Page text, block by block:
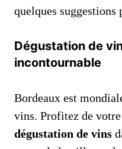
quelques
Dégustation de
incontournable
Bordeaux est
vins. Profitez de
dégustation de vins